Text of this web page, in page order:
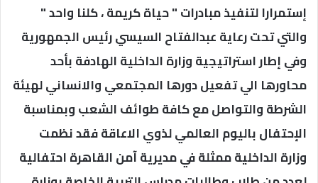
إستمرارا لتنفيذ مبادرات " حياة كريمة ، كلنا واحد "
والتي تحت رعاية عبدالفتاح السيسي رئيس الجمهورية
وفي إطار استراتيجية وزارة الداخلية الهادفة بأحد
محاورها الي تفعيل دورها المجتمعي والانساني لهيئة
الشرطة والتواصل مع كافة طوائف الشعب وبمناسبة
الإحتفال باليوم العالمي لذوي الاعاقة فقد نظمت
وزارة الداخلية ممثلة في مديرية آمن القاهرة احتفالية